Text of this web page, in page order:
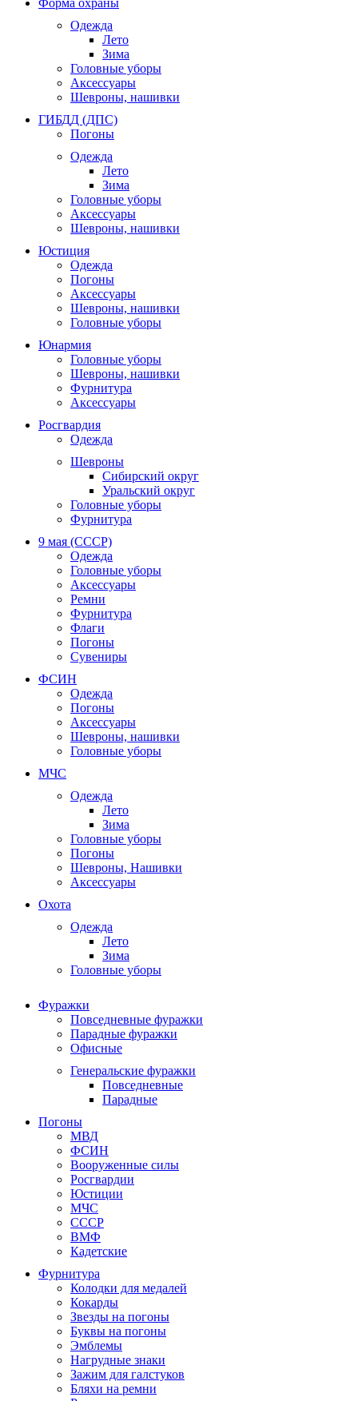
Одежда
Лето
Зима
Головные уборы
Аксессуары
Шевроны, нашивки
ГИБДД (ДПС)
Погоны
Одежда
Лето
Зима
Головные уборы
Аксессуары
Шевроны, нашивки
Юстиция
Одежда
Погоны
Аксессуары
Шевроны, нашивки
Головные уборы
Юнармия
Головные уборы
Шевроны, нашивки
Фурнитура
Аксессуары
Росгвардия
Одежда
Шевроны
Сибирский округ
Уральский округ
Головные уборы
Фурнитура
9 мая (СССР)
Одежда
Головные уборы
Аксессуары
Ремни
Фурнитура
Флаги
Погоны
Сувениры
ФСИН
Одежда
Погоны
Аксессуары
Шевроны, нашивки
Головные уборы
МЧС
Одежда
Лето
Зима
Головные уборы
Погоны
Шевроны, Нашивки
Аксессуары
Охота
Одежда
Лето
Зима
Головные уборы
Фуражки
Повседневные фуражки
Парадные фуражки
Офисные
Генеральские фуражки
Повседневные
Парадные
Погоны
МВД
ФСИН
Вооруженные силы
Росгвардии
Юстиции
МЧС
СССР
ВМФ
Кадетские
Фурнитура
Колодки для медалей
Кокарды
Звезды на погоны
Буквы на погоны
Эмблемы
Нагрудные знаки
Зажим для галстуков
Бляхи на ремни